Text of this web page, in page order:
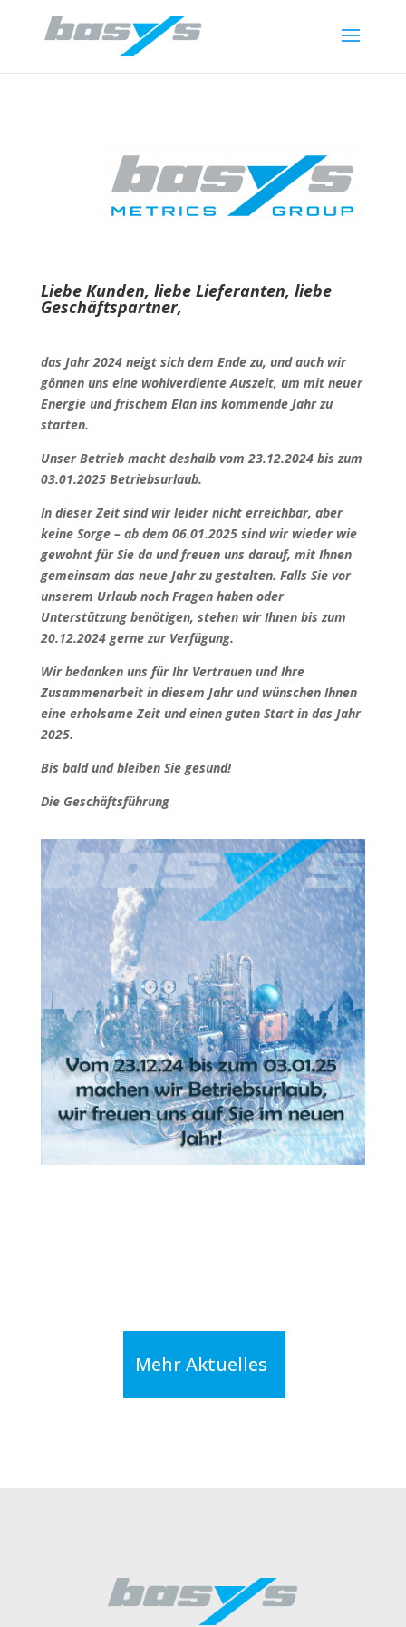
Liebe Kunden, liebe Lieferanten, liebe
Geschäftspartner,
das Jahr 2024 neigt sich dem Ende zu, und auch wir
gönnen uns eine wohlverdiente Auszeit, um mit neuer
Energie und frischem Elan ins kommende Jahr zu
starten.
Unser Betrieb macht deshalb vom 23.12.2024 bis zum
03.01.2025 Betriebsurlaub.
In dieser Zeit sind wir leider nicht erreichbar, aber
keine Sorge – ab dem 06.01.2025 sind wir wieder wie
gewohnt für Sie da und freuen uns darauf, mit Ihnen
gemeinsam das neue Jahr zu gestalten. Falls Sie vor
unserem Urlaub noch Fragen haben oder
Unterstützung benötigen, stehen wir Ihnen bis zum
20.12.2024 gerne zur Verfügung.
Wir bedanken uns für Ihr Vertrauen und Ihre
Zusammenarbeit in diesem Jahr und wünschen Ihnen
eine erholsame Zeit und einen guten Start in das Jahr
2025.
Bis bald und bleiben Sie gesund!
Die Geschäftsführung
Mehr Aktuelles